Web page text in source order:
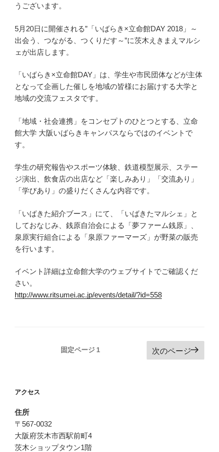
うございます。
5月20日に開催される”「いばらき×立命館DAY 2018」～
出会う、つながる、つくりだす～”に茨木えきまえマルシ
ェが出店します。
「いばらき×立命館DAY」は、学生や市民団体などが主体
となって企画した催しを地域の皆様にお届けする大学と
地域の交流フェスタです。
「地域・社会連携」をコンセプトのひとつとする、立命
館大学 大阪いばらきキャンパスならではのイベントで
す。
学生の研究報告やスポーツ体験、鉄道模型展示、ステー
ジ演出、飲食店の出店など「楽しみあり」「交流あり」
「学びあり」の盛りだくさんな内容です。
「いばきた紹介ブース」にて、「いばきたマルシェ」と
しておなじみ、銭原自治会による「夢ファーム銭原」、
泉原実行組合による「泉原ファーマーズ」が野菜の販売
を行います。
イベント詳細は立命館大学のウェブサイトでご確認くだ
さい。
http://www.ritsumei.ac.jp/events/detail/?id=558
ペ
ジ
送
り
固定ページ 1 次のページ
アクセス
住所
〒567-0032
大阪府茨木市西駅前町4
茨木ショップタウン1階